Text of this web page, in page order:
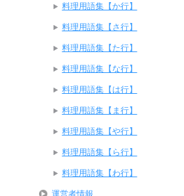
料理用語集【か行】
料理用語集【さ行】
料理用語集【た行】
料理用語集【な行】
料理用語集【は行】
料理用語集【ま行】
料理用語集【や行】
料理用語集【ら行】
料理用語集【わ行】
運営者情報